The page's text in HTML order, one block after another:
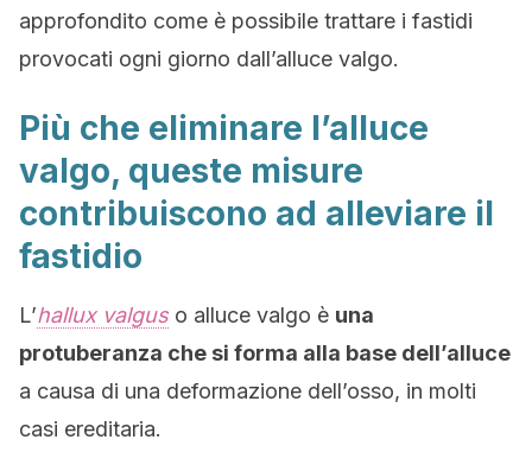
approfondito come è possibile trattare i fastidi
provocati ogni giorno dall’alluce valgo.
Più che eliminare l’alluce
valgo, queste misure
contribuiscono ad alleviare il
fastidio
L’hallux valgus o alluce valgo è una
protuberanza che si forma alla base dell’alluce
a causa di una deformazione dell’osso, in molti
casi ereditaria.